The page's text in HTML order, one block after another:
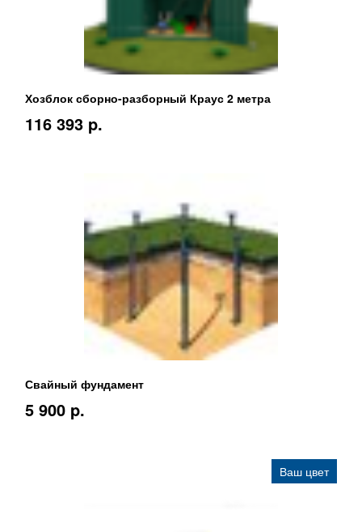
Хозблок сборно-разборный Краус 2 метра
116 393 p.
Свайный фундамент
5 900 p.
Ваш цвет